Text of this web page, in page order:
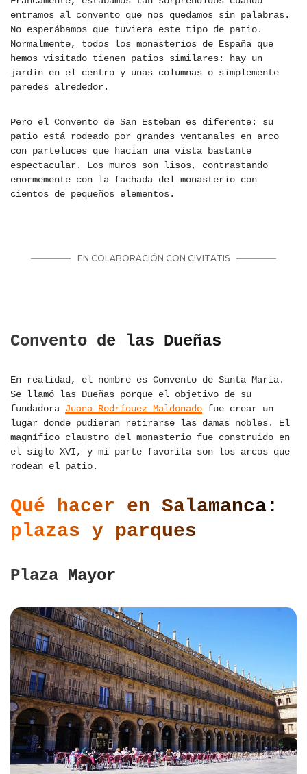
entramos al convento que nos quedamos sin palabras.
No esperábamos que tuviera este tipo de patio.
Normalmente, todos los monasterios de España que
hemos visitado tienen patios similares: hay un
jardín en el centro y unas columnas o simplemente
paredes alrededor.
Pero el Convento de San Esteban es diferente: su
patio está rodeado por grandes ventanales en arco
con parteluces que hacían una vista bastante
espectacular. Los muros son lisos, contrastando
enormemente con la fachada del monasterio con
cientos de pequeños elementos.
Convento de las Dueñas
En realidad, el nombre es Convento de Santa María.
Se llamó las Dueñas porque el objetivo de su
fundadora Juana Rodríguez Maldonado fue crear un
lugar donde pudieran retirarse las damas nobles. El
magnífico claustro del monasterio fue construido en
el siglo XVI, y mi parte favorita son los arcos que
rodean el patio.
Qué hacer en Salamanca:
plazas y parques
Plaza Mayor